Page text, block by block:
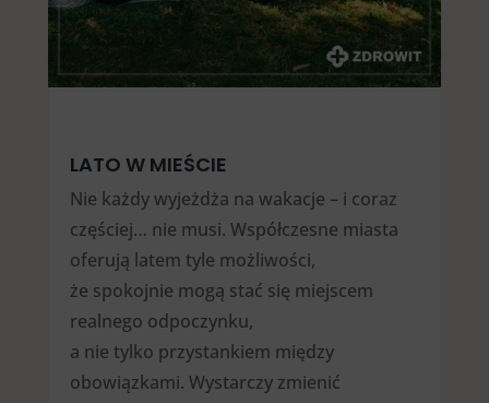
LATO W MIEŚCIE
Nie każdy wyjeżdża na wakacje – i coraz
częściej… nie musi. Współczesne miasta
oferują latem tyle możliwości,
że spokojnie mogą stać się miejscem
realnego odpoczynku,
a nie tylko przystankiem między
obowiązkami. Wystarczy zmienić